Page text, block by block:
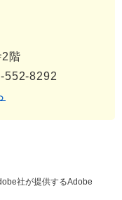
階
552-8292
社が提供するAdobe